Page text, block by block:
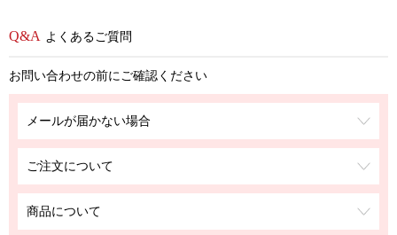
よくあるご質問
お問い合わせの前にご確認ください
メールが届かない場合
ご注文について
商品について